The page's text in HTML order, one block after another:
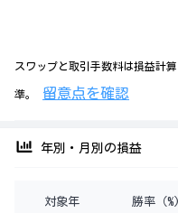
スワップと取引手数料は損益計
準。 留意点を確認
年別・月別の損益
対象年 勝率（%)